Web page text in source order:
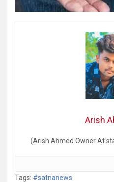
Arish
(Arish Ahmed Owner At
Tags: #satnanews